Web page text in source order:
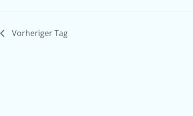
wählen.
Vorheriger Tag